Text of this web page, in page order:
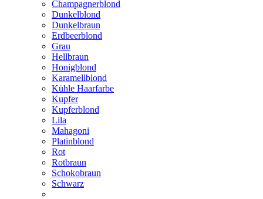
Champagnerblond
Dunkelblond
Dunkelbraun
Erdbeerblond
Grau
Hellbraun
Honigblond
Karamellblond
Kühle Haarfarbe
Kupfer
Kupferblond
Lila
Mahagoni
Platinblond
Rot
Rotbraun
Schokobraun
Schwarz